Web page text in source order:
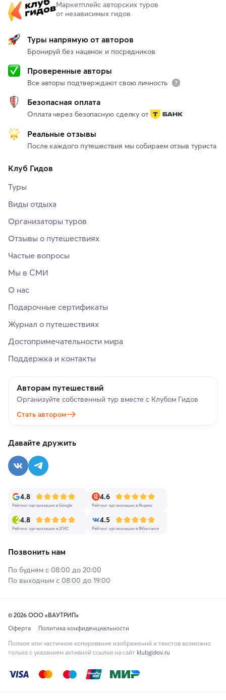
Маркетплейс авторских туров
от независимых гидов
Туры напрямую от авторов
Бронируй без наценок и посредников
Проверенные авторы
Все авторы подтверждают свою личность
Безопасная оплата
Оплата через безопасную сделку от
Реальные отзывы
После каждого путешествия мы собираем отзыв туриста
Клуб Гидов
Туры
Виды отдыха
Организаторы туров
Отзывы о путешествиях
Частые вопросы
Мы в СМИ
О нас
Подарочные сертификаты
Журнал о путешествиях
Достопримечательности мира
Поддержка и контакты
Авторам путешествий
Организуйте собственный тур вместе с Клубом Гидов
Стать автором
Давайте дружить
4.8
Рейтинг организации в Google
4.6
Рейтинг организации в Яндекс
4.8
Рейтинг организации в 2ГИС
4.5
Рейтинг организации в ВКонтакте
Позвонить нам
По будням с 08:00 до 20:00
По выходным с 08:00 до 19:00
© 2026 ООО «ВАУТРИП»
Оферта
Политика конфиденциальности
Полное или частичное копирование изображений и текстов возможно
только с указанием активной ссылки на сайт klubgidov.ru